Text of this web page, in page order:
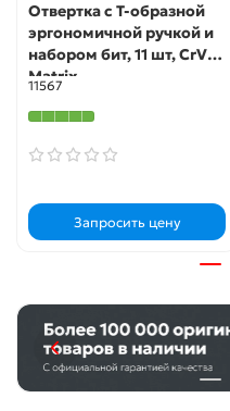
Отвертка с Т-образной
эргономичной ручкой и
набором бит, 11 шт, CrV
Matrix
11567
Запросить цену